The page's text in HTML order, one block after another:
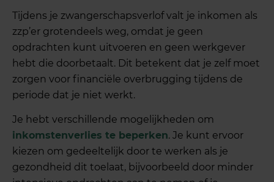
Tijdens je zwangerschapsverlof valt je inkomen als
zzp’er grotendeels weg, omdat je geen
opdrachten kunt uitvoeren en geen werkgever
hebt die doorbetaalt. Dit betekent dat je zelf moet
zorgen voor financiële overbrugging tijdens de
periode dat je niet werkt.
Je hebt verschillende mogelijkheden om
inkomstenverlies te beperken. Je kunt ervoor
kiezen om gedeeltelijk door te werken als je
gezondheid dit toelaat, bijvoorbeeld door minder